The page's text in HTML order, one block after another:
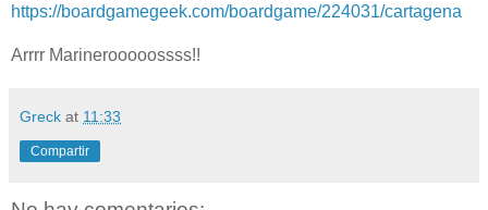
https://boardgamegeek.com/boardgame/224031/cartagena
Arrrr Marinerooooossss!!
Greck at 11:33
Compartir